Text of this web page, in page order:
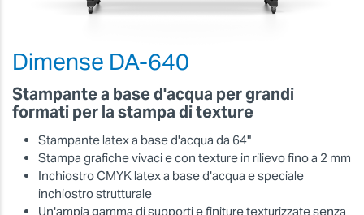
Dimense DA-640
Stampante a base d'acqua per grandi
formati per la stampa di texture
Stampante latex a base d'acqua da 64"
Stampa grafiche vivaci e con texture in rilievo fino a 2 mm
Inchiostro CMYK latex a base d'acqua e speciale
inchiostro strutturale
Un'ampia gamma di supporti e finiture texturizzate senza